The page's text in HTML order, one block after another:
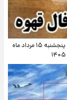
فال قهوه روزانه پنجشنبه ۱۵ مرداد ماه
۱۴۰۵